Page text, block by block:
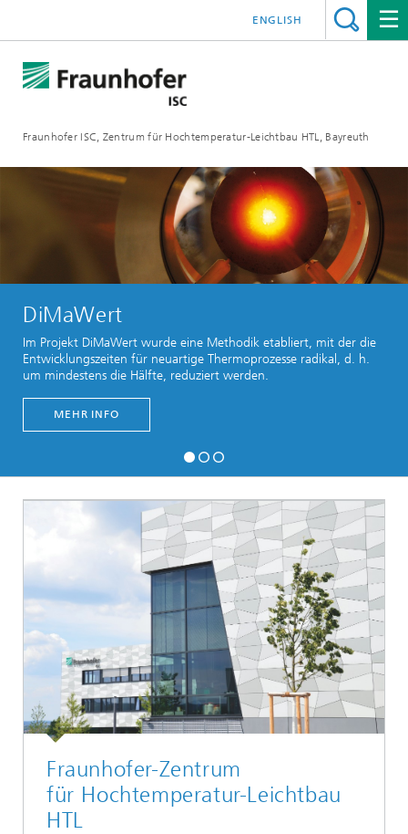
Fraunhofer ISC, Zentrum für Hochtemperatur-Leichtbau HTL, Bayreuth
ENGLISH
DiMaWert
Im Projekt DiMaWert wurde eine Methodik etabliert, mit der die
Entwicklungszeiten für neuartige Thermoprozesse radikal, d. h.
um mindestens die Hälfte, reduziert werden.
MEHR INFO
Fraunhofer-Zentrum
für Hochtemperatur-Leichtbau
HTL